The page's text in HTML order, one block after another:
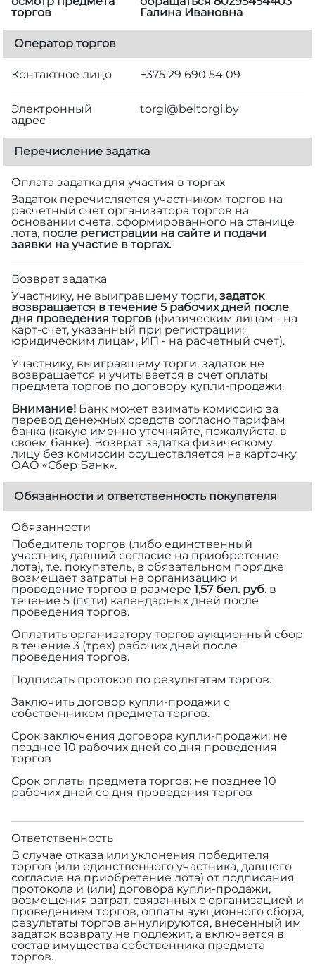
торгов
Галина Ивановна
Оператор торгов
Контактное лицо +375 29 690 54 09
Электронный
адрес
torgi@beltorgi.by
Перечисление задатка
Оплата задатка для участия в торгах
Задаток перечисляется участником торгов на
расчетный счет организатора торгов на
основании счета, сформированного на станице
лота, после регистрации на сайте и подачи
заявки на участие в торгах.
Возврат задатка
Участнику, не выигравшему торги, задаток
возвращается в течение 5 рабочих дней после
дня проведения торгов (физическим лицам - на
карт-счет, указанный при регистрации;
юридическим лицам, ИП - на расчетный счет).
Участнику, выигравшему торги, задаток не
возвращается и учитывается в счет оплаты
предмета торгов по договору купли-продажи.
Внимание! Банк может взимать комиссию за
перевод денежных средств согласно тарифам
банка (какую именно уточняйте, пожалуйста, в
своем банке). Возврат задатка физическому
лицу без комиссии осуществляется на карточку
ОАО «Сбер Банк».
Обязанности и ответственность покупателя
Обязанности
Победитель торгов (либо единственный
участник, давший согласие на приобретение
лота), т.е. покупатель, в обязательном порядке
возмещает затраты на организацию и
проведение торгов в размере 1,57 бел. руб.в
течение 5 (пяти) календарных дней после
проведения торгов.
Оплатить организатору торгов аукционный сбор
в течение 3 (трех) рабочих дней после
проведения торгов.
Подписать протокол по результатам торгов.
Заключить договор купли-продажи с
собственником предмета торгов.
Срок заключения договора купли-продажи: не
позднее 10 рабочих дней со дня проведения
торгов
Срок оплаты предмета торгов: не позднее 10
рабочих дней со дня проведения торгов
Ответственность
В случае отказа или уклонения победителя
торгов (или единственного участника, давшего
согласие на приобретение лота) от подписания
протокола и (или) договора купли-продажи,
возмещения затрат, связанных с организацией и
проведением торгов, оплаты аукционного сбора,
результаты торгов аннулируются, внесенный им
задаток возврату не подлежит, а включается в
состав имущества собственника предмета
торгов.